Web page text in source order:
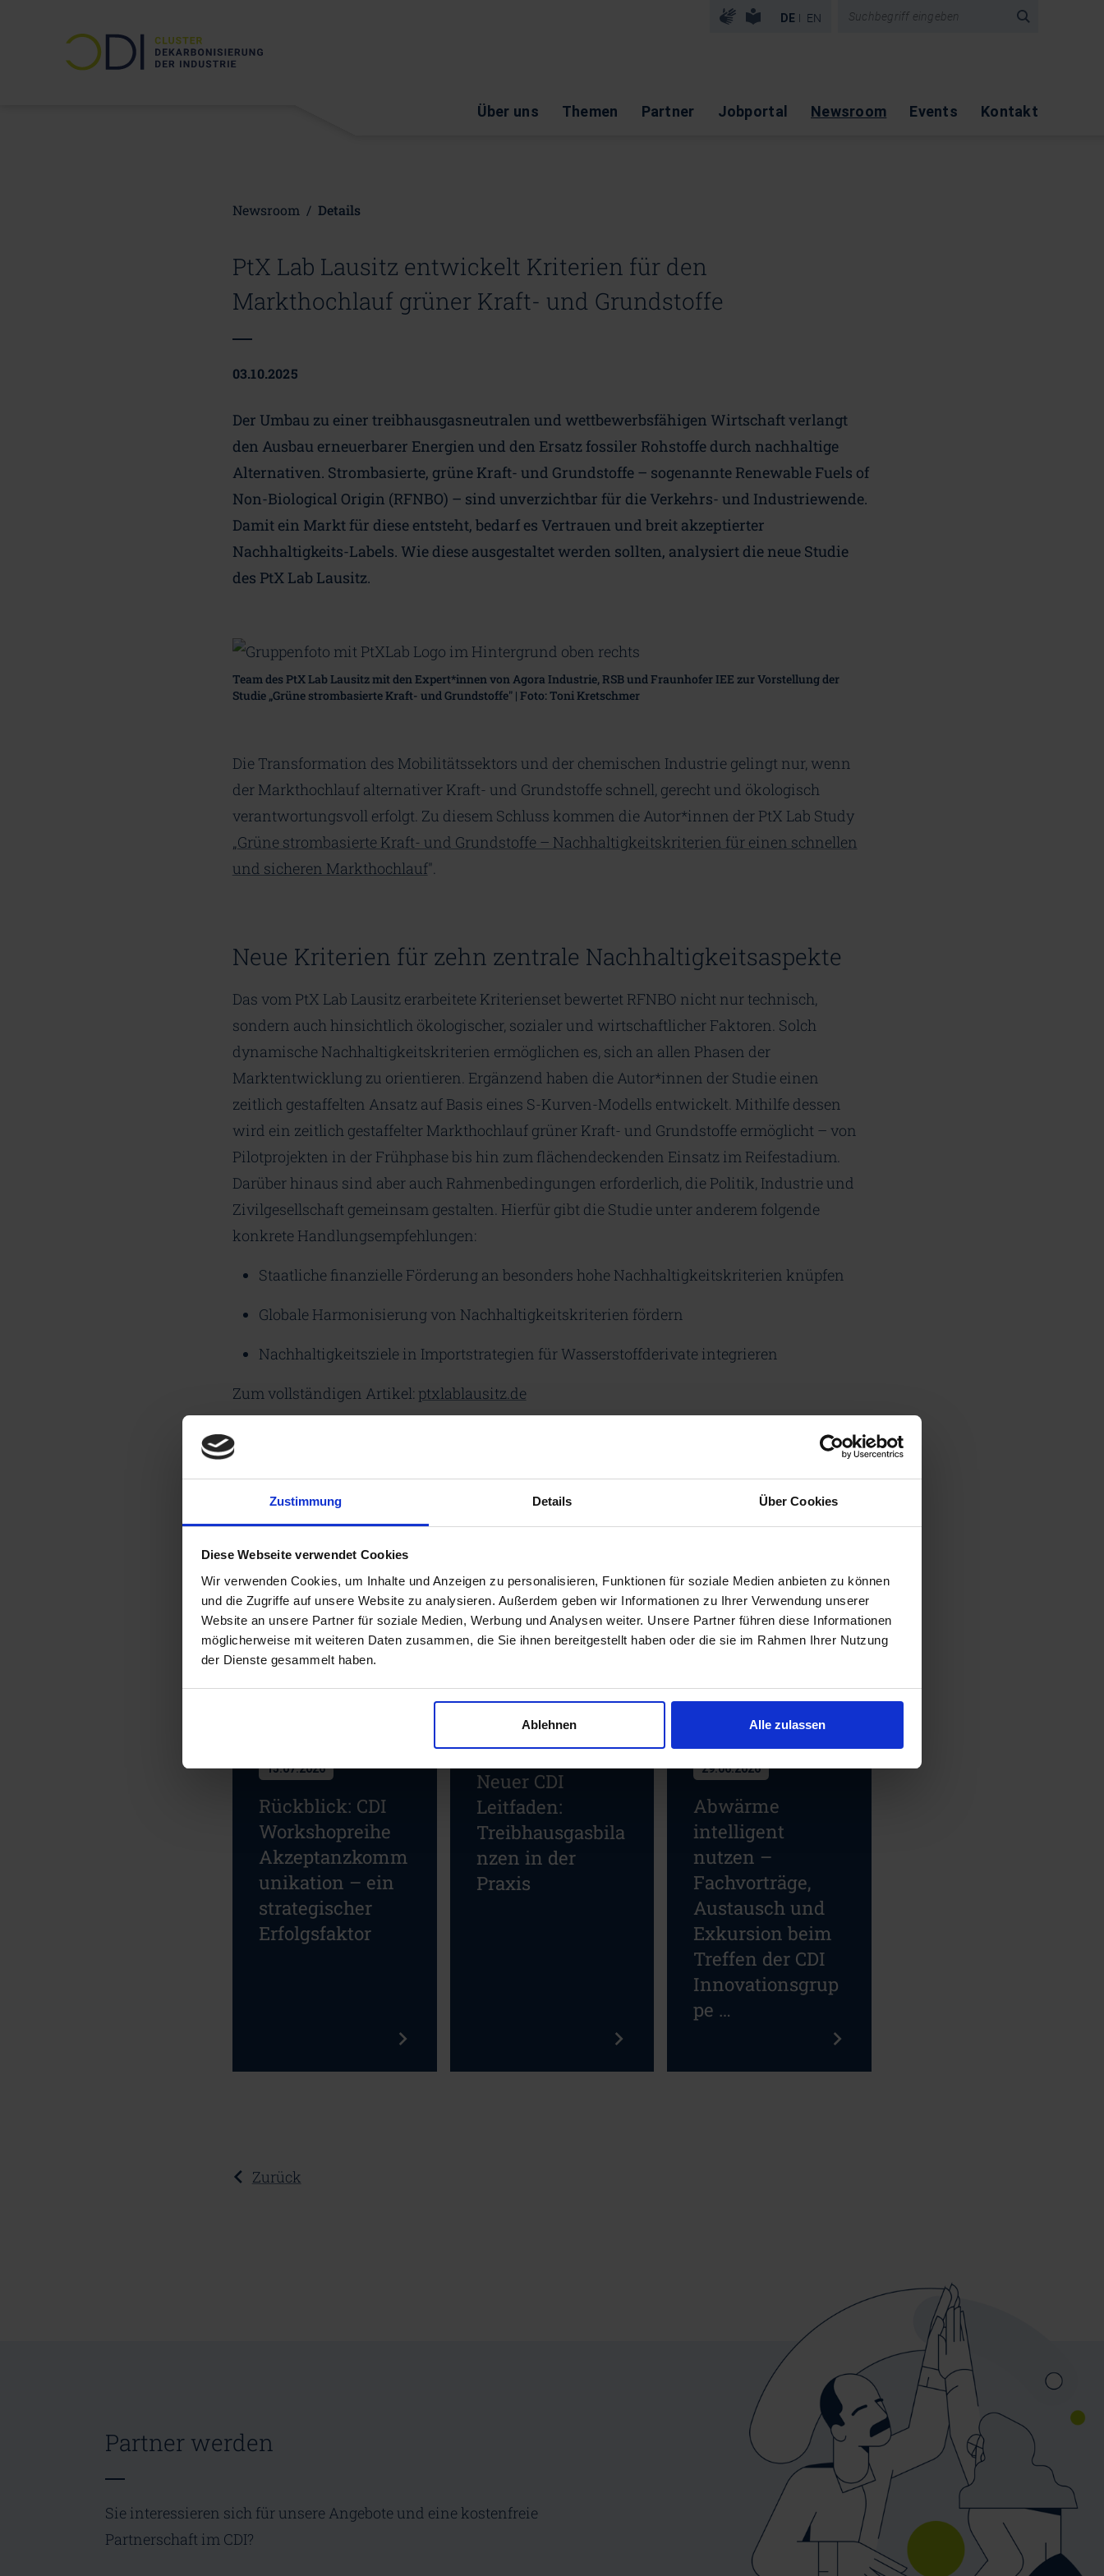
Zustimmung Details Über Cookies
Diese Webseite verwendet Cookies
Wir verwenden Cookies, um Inhalte und Anzeigen zu personalisieren, Funktionen für soziale Medien anbieten zu können
und die Zugriffe auf unsere Website zu analysieren. Außerdem geben wir Informationen zu Ihrer Verwendung unserer
Website an unsere Partner für soziale Medien, Werbung und Analysen weiter. Unsere Partner führen diese Informationen
möglicherweise mit weiteren Daten zusammen, die Sie ihnen bereitgestellt haben oder die sie im Rahmen Ihrer Nutzung
der Dienste gesammelt haben.
Ablehnen Alle zulassen
Navigation überspringen
DE EN
Navigation überspringen
Über uns Themen Partner Jobportal Newsroom Events Kontakt
Newsroom / Details
PtX Lab Lausitz entwickelt Kriterien für den
Markthochlauf grüner Kraft- und Grundstoffe
03.10.2025
Der Umbau zu einer treibhausgasneutralen und wettbewerbsfähigen Wirtschaft verlangt
den Ausbau erneuerbarer Energien und den Ersatz fossiler Rohstoffe durch nachhaltige
Alternativen. Strombasierte, grüne Kraft- und Grundstoffe – sogenannte Renewable Fuels of
Non-Biological Origin (RFNBO) – sind unverzichtbar für die Verkehrs- und Industriewende.
Damit ein Markt für diese entsteht, bedarf es Vertrauen und breit akzeptierter
Nachhaltigkeits-Labels. Wie diese ausgestaltet werden sollten, analysiert die neue Studie
des PtX Lab Lausitz.
Team des PtX Lab Lausitz mit den Expert*innen von Agora Industrie, RSB und Fraunhofer IEE zur Vorstellung der
Studie „Grüne strombasierte Kraft- und Grundstoffe" | Foto: Toni Kretschmer
Die Transformation des Mobilitätssektors und der chemischen Industrie gelingt nur, wenn
der Markthochlauf alternativer Kraft- und Grundstoffe schnell, gerecht und ökologisch
verantwortungsvoll erfolgt. Zu diesem Schluss kommen die Autor*innen der PtX Lab Study
„Grüne strombasierte Kraft- und Grundstoffe – Nachhaltigkeitskriterien für einen schnellen
und sicheren Markthochlauf″.
Neue Kriterien für zehn zentrale Nachhaltigkeitsaspekte
Das vom PtX Lab Lausitz erarbeitete Kriterienset bewertet RFNBO nicht nur technisch,
sondern auch hinsichtlich ökologischer, sozialer und wirtschaftlicher Faktoren. Solch
dynamische Nachhaltigkeitskriterien ermöglichen es, sich an allen Phasen der
Marktentwicklung zu orientieren. Ergänzend haben die Autor*innen der Studie einen
zeitlich gestaffelten Ansatz auf Basis eines S-Kurven-Modells entwickelt. Mithilfe dessen
wird ein zeitlich gestaffelter Markthochlauf grüner Kraft- und Grundstoffe ermöglicht – von
Pilotprojekten in der Frühphase bis hin zum flächendeckenden Einsatz im Reifestadium.
Darüber hinaus sind aber auch Rahmenbedingungen erforderlich, die Politik, Industrie und
Zivilgesellschaft gemeinsam gestalten. Hierfür gibt die Studie unter anderem folgende
konkrete Handlungsempfehlungen:
Staatliche finanzielle Förderung an besonders hohe Nachhaltigkeitskriterien knüpfen
Globale Harmonisierung von Nachhaltigkeitskriterien fördern
Nachhaltigkeitsziele in Importstrategien für Wasserstoffderivate integrieren
Zum vollständigen Artikel: ptxlablausitz.de
Weitere News
15.07.2026
Rückblick: CDI
Workshopreihe
Akzeptanzkomm
unikation – ein
strategischer
Erfolgsfaktor
Neuer CDI
Leitfaden:
Treibhausgasbila
nzen in der
Praxis
29.06.2026
Abwärme
intelligent
nutzen –
Fachvorträge,
Austausch und
Exkursion beim
Treffen der CDI
Innovationsgrup
pe …
Zurück
Partner werden
Sie interessieren sich für unsere Angebote und eine kostenfreie
Partnerschaft im CDI?